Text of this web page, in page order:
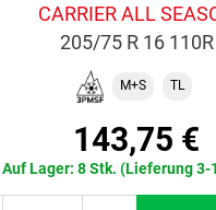
CARRIER ALL
205/75 R 16 110R
M+S TL
143,75 €
Auf Lager: 8 Stk. (Lieferung 3-